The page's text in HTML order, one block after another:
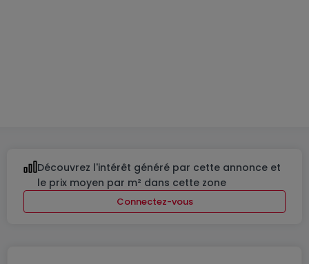
Découvrez l'intérêt généré par cette annonce et
le prix moyen par m² dans cette zone
Connectez-vous